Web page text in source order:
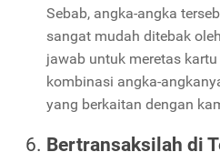
Sebab, angka-angka
sangat mudah ditebak
jawab untuk meretas
kombinasi angka-
yang berkaitan dengan
Bertransaksilah di